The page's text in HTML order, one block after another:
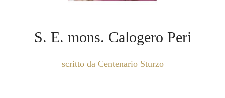
S. E. mons. Calogero Peri
scritto da Centenario Sturzo